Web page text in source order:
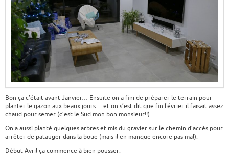
Bon ça c’était avant Janvier… Ensuite on a fini de préparer le terrain pour
planter le gazon aux beaux jours… et on s’est dit que fin février il faisait assez
chaud pour semer (c’est le Sud mon bon monsieur!!)
On a aussi planté quelques arbres et mis du gravier sur le chemin d’accès pour
arrêter de patauger dans la boue (mais il en manque encore pas mal).
Début Avril ça commence à bien pousser: